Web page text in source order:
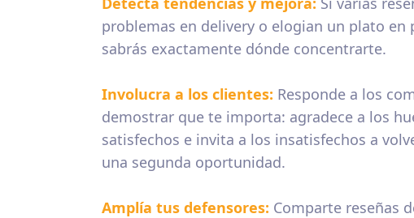
problemas en delivery o elogian un plato en
sabrás exactamente dónde concentrarte.
Involucra a los clientes: Responde a los
demostrar que te importa: agradece a los
satisfechos e invita a los insatisfechos a
una segunda oportunidad.
Amplía tus defensores: Comparte reseñas